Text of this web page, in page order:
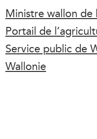
Ministre wallon de
Portail de
Service public de
Wallonie